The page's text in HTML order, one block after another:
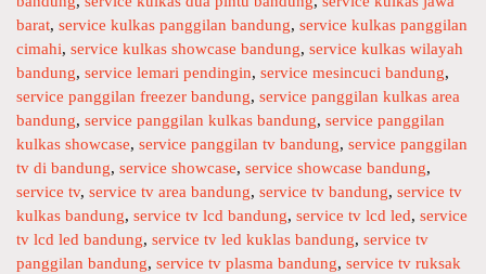
i
c
e
P
a
n
g
g
i
l
a
barat, service kulkas panggilan bandung, service kulkas panggilan
cimahi, service kulkas showcase bandung, service kulkas wilayah
bandung, service lemari pendingin, service mesincuci bandung,
service panggilan freezer bandung, service panggilan kulkas area
bandung, service panggilan kulkas bandung, service panggilan
kulkas showcase, service panggilan tv bandung, service panggilan
tv di bandung, service showcase, service showcase bandung,
service tv, service tv area bandung, service tv bandung, service tv
kulkas bandung, service tv lcd bandung, service tv lcd led, service
tv lcd led bandung, service tv led kuklas bandung, service tv
panggilan bandung, service tv plasma bandung, service tv ruksak